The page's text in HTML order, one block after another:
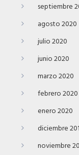
septiembre
agosto 2020
julio 2020
junio 2020
marzo 2020
febrero 2020
enero 2020
diciembre
noviembre